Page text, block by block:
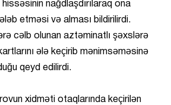
nağdlaşdırılaraq ona
etməsi və alması bildirilirdi.
cəlb olunan aztəminatlı şəxslərə
ələ keçirib mənimsəməsinə
qeyd edilirdi.
xidməti otaqlarında keçirilən